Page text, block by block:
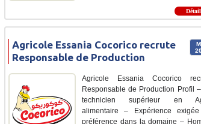
Détail
Agricole Essania Cocorico recrute
Responsable de Production
Agricole Essania Cocorico
Responsable de Production Profil
technicien supérieur en
alimentaire – Expérience
préférence dans la domaine –